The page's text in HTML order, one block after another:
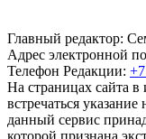
Главный редактор:
Адрес электронной
Телефон Редакции:
На страницах сайта
встречаться
данный сервис
которой признана